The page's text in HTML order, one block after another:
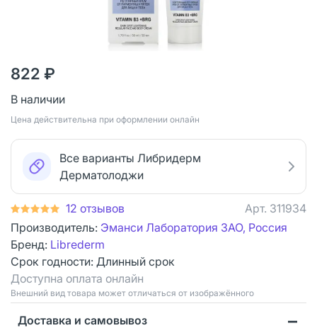
822 ₽
В наличии
Цена действительна при оформлении онлайн
Все варианты Либридерм
Дерматолоджи
12 отзывов Арт. 311934
Производитель: Эманси Лаборатория ЗАО, Россия
Бренд: Librederm
Срок годности: Длинный срок
Доступна оплата онлайн
Bнешний вид товара может отличаться от изображённого
Доставка и самовывоз